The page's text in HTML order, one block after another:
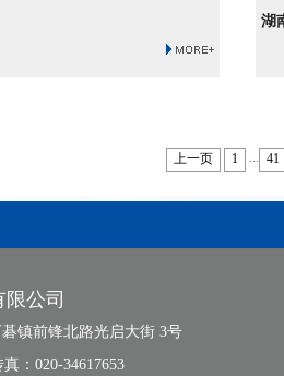
湖
上一页 1 ... 41
公司
镇前锋北路光启大街 3号
：020-34617653